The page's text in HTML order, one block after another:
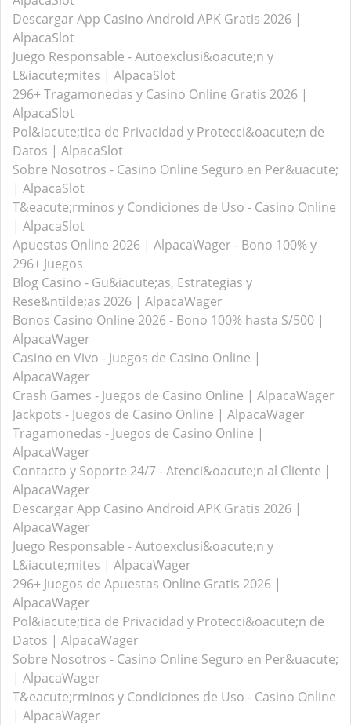
Descargar App Casino Android APK Gratis 2026 |
AlpacaSlot
Juego Responsable - Autoexclusi&oacute;n y
L&iacute;mites | AlpacaSlot
296+ Tragamonedas y Casino Online Gratis 2026 |
AlpacaSlot
Pol&iacute;tica de Privacidad y Protecci&oacute;n de
Datos | AlpacaSlot
Sobre Nosotros - Casino Online Seguro en Per&uacute;
| AlpacaSlot
T&eacute;rminos y Condiciones de Uso - Casino Online
| AlpacaSlot
Apuestas Online 2026 | AlpacaWager - Bono 100% y
296+ Juegos
Blog Casino - Gu&iacute;as, Estrategias y
Rese&ntilde;as 2026 | AlpacaWager
Bonos Casino Online 2026 - Bono 100% hasta S/500 |
AlpacaWager
Casino en Vivo - Juegos de Casino Online |
AlpacaWager
Crash Games - Juegos de Casino Online | AlpacaWager
Jackpots - Juegos de Casino Online | AlpacaWager
Tragamonedas - Juegos de Casino Online |
AlpacaWager
Contacto y Soporte 24/7 - Atenci&oacute;n al Cliente |
AlpacaWager
Descargar App Casino Android APK Gratis 2026 |
AlpacaWager
Juego Responsable - Autoexclusi&oacute;n y
L&iacute;mites | AlpacaWager
296+ Juegos de Apuestas Online Gratis 2026 |
AlpacaWager
Pol&iacute;tica de Privacidad y Protecci&oacute;n de
Datos | AlpacaWager
Sobre Nosotros - Casino Online Seguro en Per&uacute;
| AlpacaWager
T&eacute;rminos y Condiciones de Uso - Casino Online
| AlpacaWager